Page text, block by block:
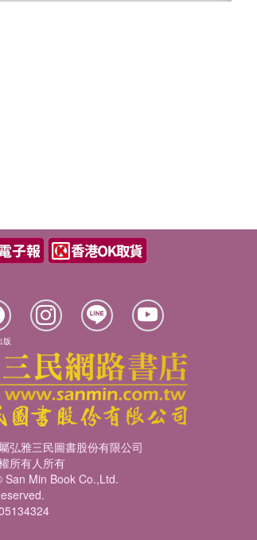
版
弘雅三民圖書股份有限公司
所有人所有
San Min Book Co.,Ltd.